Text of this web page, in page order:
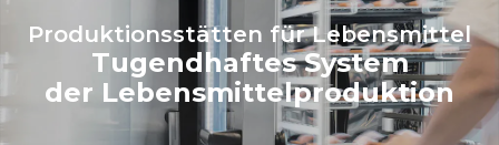
Produktionsstätten für Lebensmittel
Tugendhaftes System
der Lebensmittelproduktion